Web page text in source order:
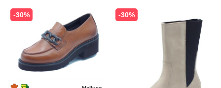
-30% -30%